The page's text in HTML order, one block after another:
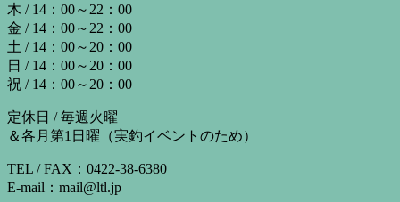
木 / 14：00～22：00
金 / 14：00～22：00
土 / 14：00～20：00
日 / 14：00～20：00
祝 / 14：00～20：00
定休日 / 毎週火曜
＆各月第1日曜（実釣イベントのため）
TEL / FAX：0422-38-6380
E-mail：mail@ltl.jp